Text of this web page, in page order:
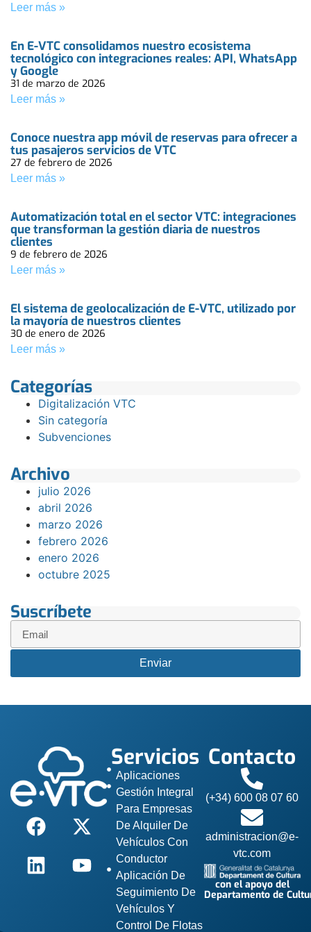
Leer más »
En E-VTC consolidamos nuestro ecosistema
tecnológico con integraciones reales: API, WhatsApp
y Google
31 de marzo de 2026
Leer más »
Conoce nuestra app móvil de reservas para ofrecer a
tus pasajeros servicios de VTC
27 de febrero de 2026
Leer más »
Automatización total en el sector VTC: integraciones
que transforman la gestión diaria de nuestros
clientes
9 de febrero de 2026
Leer más »
El sistema de geolocalización de E‑VTC, utilizado por
la mayoría de nuestros clientes
30 de enero de 2026
Leer más »
Categorías
Digitalización VTC
Sin categoría
Subvenciones
Archivo
julio 2026
abril 2026
marzo 2026
febrero 2026
enero 2026
octubre 2025
Suscríbete
Enviar
Servicios
Aplicaciones
Gestión Integral
Para Empresas
De Alquiler De
Vehículos Con
Conductor
Aplicación De
Seguimiento De
Vehículos Y
Control De Flotas
Contacto
(+34) 600 08 07 60
administracion@e-
vtc.com
con el apoyo del
Departamento de